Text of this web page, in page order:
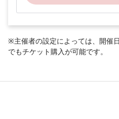
※主催者の設定によっては、開催
でもチケット購入が可能です。